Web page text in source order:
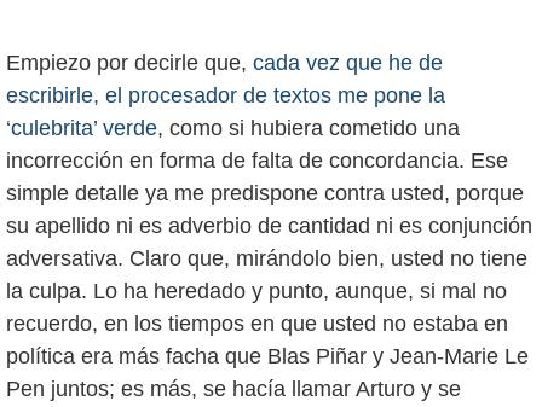
Empiezo por decirle que, cada vez que he de
escribirle, el procesador de textos me pone la
‘culebrita’ verde, como si hubiera cometido una
incorrección en forma de falta de concordancia. Ese
simple detalle ya me predispone contra usted, porque
su apellido ni es adverbio de cantidad ni es conjunción
adversativa. Claro que, mirándolo bien, usted no tiene
la culpa. Lo ha heredado y punto, aunque, si mal no
recuerdo, en los tiempos en que usted no estaba en
política era más facha que Blas Piñar y Jean-Marie Le
Pen juntos; es más, se hacía llamar Arturo y se